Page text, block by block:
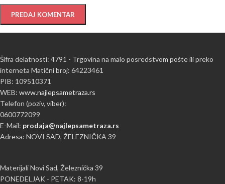
Šifra delatnosti: 4791 - Trgovina na malo posredstvom pošte ili preko
interneta Matični broj: 64223461
PIB: 109510371
WEB: www.najlepsametraza.rs
Telefon (poziv, viber):
0600772099
E-Mail: prodaja@najlepsametraza.rs
Adresa: NOVI SAD, ŽELEZNIČKA 39
Materijali Novi Sad, Železnička 39
PONEDELJAK - PETAK: 8-19h